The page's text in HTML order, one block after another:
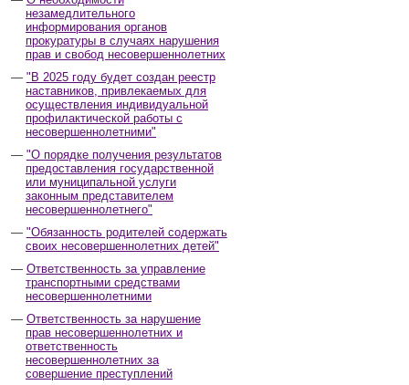
незамедлительного
информирования органов
прокуратуры в случаях нарушения
прав и свобод несовершеннолетних
"В 2025 году будет создан реестр
наставников, привлекаемых для
осуществления индивидуальной
профилактической работы с
несовершеннолетними"
"О порядке получения результатов
предоставления государственной
или муниципальной услуги
законным представителем
несовершеннолетнего"
"Обязанность родителей содержать
своих несовершеннолетних детей"
Ответственность за управление
транспортными средствами
несовершеннолетними
Ответственность за нарушение
прав несовершеннолетних и
ответственность
несовершеннолетних за
совершение преступлений